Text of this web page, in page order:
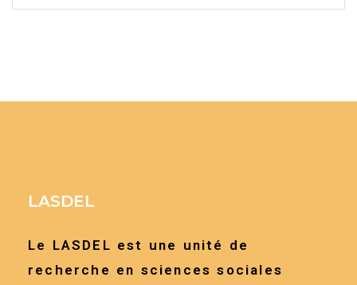
LASDEL
Le LASDEL est une unité de
recherche en sciences sociales